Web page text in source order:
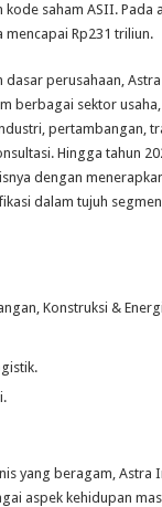
saham ASII. Pada
mencapai Rp231 triliun.
dasar perusahaan,
berbagai sektor
pertambangan,
Hingga tahun
dengan
dalam tujuh
Konstruksi &
yang beragam, Astra
aspek kehidupan